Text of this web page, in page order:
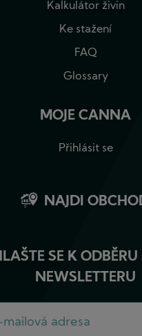
Kalkulátor živin
Ke stažení
FAQ
Glossary
MOJE CANNA
Přihlásit se
NAJDI
SE K
NEWSLETTERU